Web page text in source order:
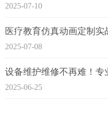
2025-07-10
2025-07-08
2025-06-25